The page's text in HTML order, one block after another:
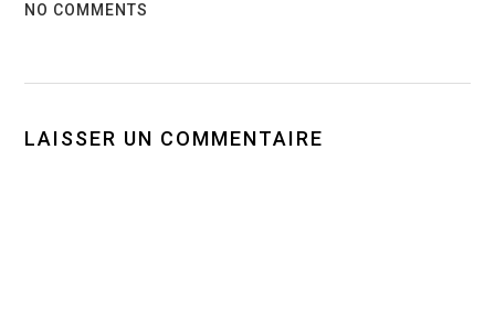
NO COMMENTS
LAISSER UN COMMENTAIRE